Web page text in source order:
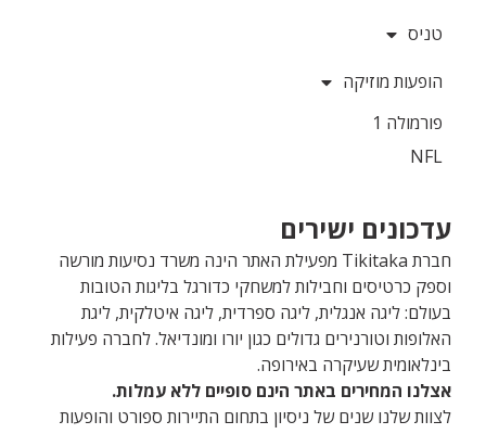
טניס
הופעות מוזיקה
פורמולה 1
NFL
עדכונים ישירים
חברת Tikitaka מפעילת האתר הינה משרד נסיעות מורשה
וספק כרטיסים וחבילות למשחקי כדורגל בליגות הטובות
בעולם: ליגה אנגלית, ליגה ספרדית, ליגה איטלקית, ליגת
האלופות וטורנירים גדולים כגון יורו ומונדיאל. לחברה פעילות
בינלאומית שעיקרה באירופה.
אצלנו המחירים באתר הינם סופיים ללא עמלות.
לצוות שלנו שנים של ניסיון בתחום התיירות ספורט והופעות